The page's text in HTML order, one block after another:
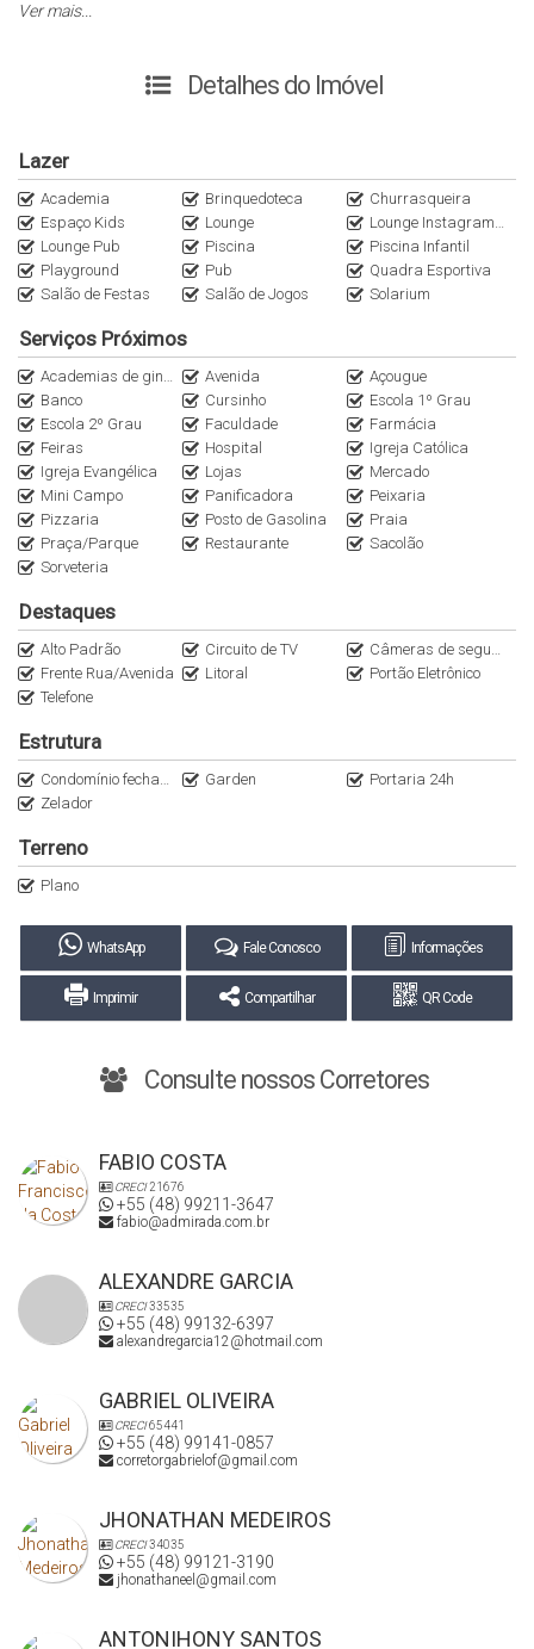
viabilidade de construção e fundos para o lago.
***** PROCURE UM DE NOSSOS CORRETORES *****
Ver mais...
Detalhes do Imóvel
Lazer
Academia Brinquedoteca
Churrasqueira
Espaço Kids
Lounge
Lounge Instagramável
Lounge Pub
Piscina
Piscina Infantil
Playground
Pub
Quadra Esportiva
Salão de Festas
Salão de Jogos Solarium
Serviços Próximos
Academias de ginástica Avenida
Açougue
Banco
Cursinho
Escola 1º Grau
Escola 2º Grau
Faculdade
Farmácia
Feiras
Hospital
Igreja Católica
Igreja Evangélica
Lojas
Mercado
Mini Campo
Panificadora
Peixaria
Pizzaria
Posto de Gasolina
Praia
Praça/Parque
Restaurante
Sacolão
Sorveteria
Destaques
Alto Padrão Circuito de TV
Câmeras de segurança
Frente Rua/Avenida
Litoral
Portão Eletrônico
Telefone
Estrutura
Condomínio fechado Garden
Portaria 24h
Zelador
Terreno
Plano
WhatsApp Fale Conosco Informações
Imprimir Compartilhar QR Code
Consulte nossos Corretores
FABIO COSTA
CRECI21676
+55 (48) 99211-3647
fabio@admirada.com.br
ALEXANDRE GARCIA
CRECI33535
+55 (48) 99132-6397
alexandregarcia12@hotmail.com
GABRIEL OLIVEIRA
CRECI65441
+55 (48) 99141-0857
corretorgabrielof@gmail.com
JHONATHAN MEDEIROS
CRECI34035
+55 (48) 99121-3190
jhonathaneel@gmail.com
ANTONIHONY SANTOS